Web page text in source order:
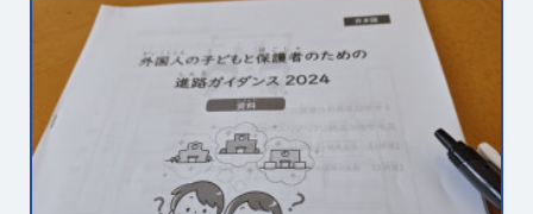
愛・地球博20祭オープニングセレモニー
本日は、愛知万博20周年事業「愛・地球博20祭」オー
プニングセレモニーに出席しました。